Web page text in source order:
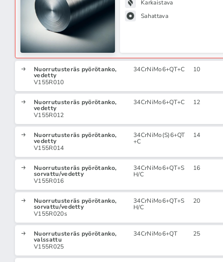
Karkaistava
Sahattava
Nuorrutusteräs pyörötanko,
vedetty
V155R010
34CrNiMo6+QT+C 10
Nuorrutusteräs pyörötanko,
vedetty
V155R012
34CrNiMo6+QT+C 12
Nuorrutusteräs pyörötanko,
vedetty
V155R014
34CrNiMo(S)6+QT
+C
14
Nuorrutusteräs pyörötanko,
sorvattu/vedetty
V155R016
34CrNiMo6+QT+S
H/C
16
Nuorrutusteräs pyörötanko,
sorvattu/vedetty
V155R020s
34CrNiMo6+QT+S
H/C
20
Nuorrutusteräs pyörötanko,
valssattu
V155R025
34CrNiMo6+QT 25